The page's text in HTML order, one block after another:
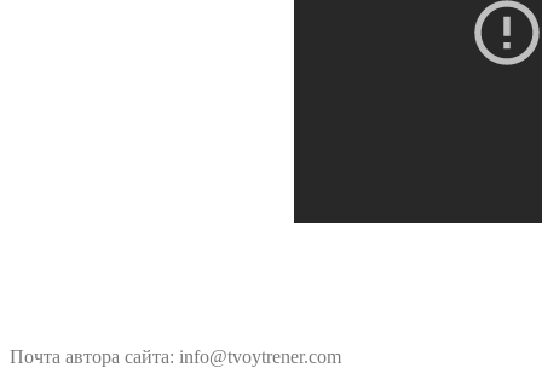
Почта автора сайта: info@tvoytrener.com